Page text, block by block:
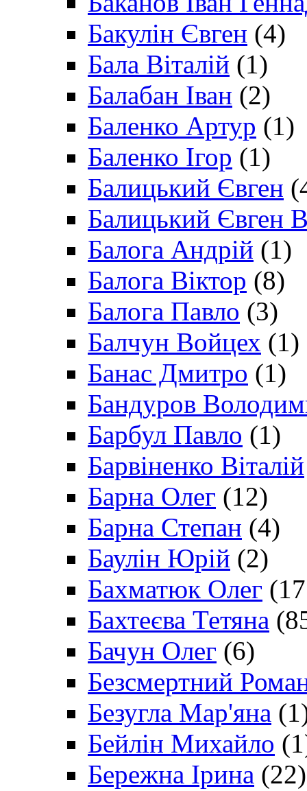
Бакулін Євген (4)
Бала Віталій (1)
Балабан Іван (2)
Баленко Артур (1)
Баленко Ігор (1)
Балицький Євген
Балицький Євген
Балога Андрій (1)
Балога Віктор (8)
Балога Павло (3)
Балчун Войцех (1)
Банас Дмитро (1)
Бандуров
Барбул Павло (1)
Барвіненко Віталій
Барна Олег (12)
Барна Степан (4)
Баулін Юрій (2)
Бахматюк Олег
Бахтеєва Тетяна
Бачун Олег (6)
Безсмертний
Безугла Мар'яна
Бейлін Михайло
Бережна Ірина (22)